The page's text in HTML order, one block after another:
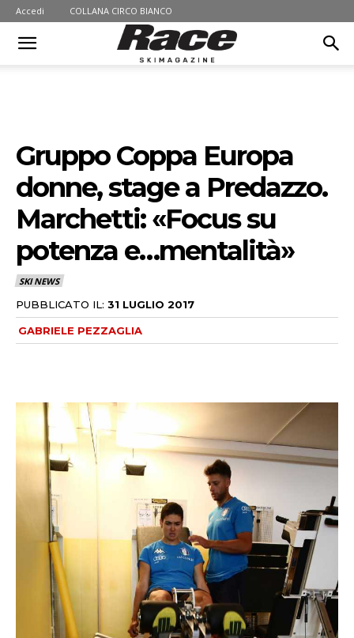
Accedi COLLANA CIRCO BIANCO
Gruppo Coppa Europa
donne, stage a Predazzo.
Marchetti: «Focus su
potenza e…mentalità»
SKI NEWS
PUBBLICATO IL: 31 LUGLIO 2017
GABRIELE PEZZAGLIA